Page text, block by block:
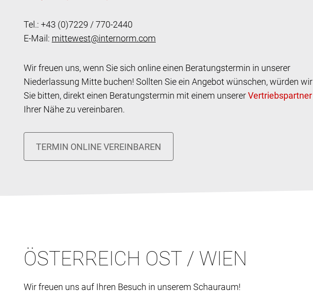
Tel.: +43 (0)7229 / 770-2440
E-Mail: mittewest@internorm.com
Wir freuen uns, wenn Sie sich online einen Beratungstermin in unserer
Niederlassung Mitte buchen! Sollten Sie ein Angebot wünschen, würden wir
Sie bitten, direkt einen Beratungstermin mit einem unserer
Ihrer Nähe zu vereinbaren.
ÖSTERREICH OST / WIEN
Wir freuen uns auf Ihren Besuch in unserem Schauraum!